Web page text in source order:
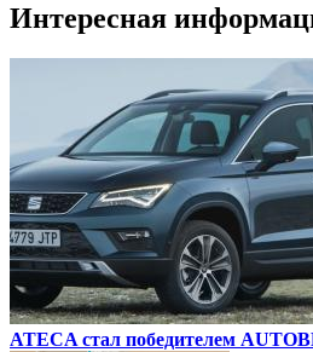
Интересная
ATECA стал победителем